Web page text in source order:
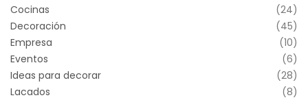
Cocinas
(24)
Decoración
(45)
Empresa
(10)
Eventos
(6)
Ideas para decorar
(28)
Lacados
(8)